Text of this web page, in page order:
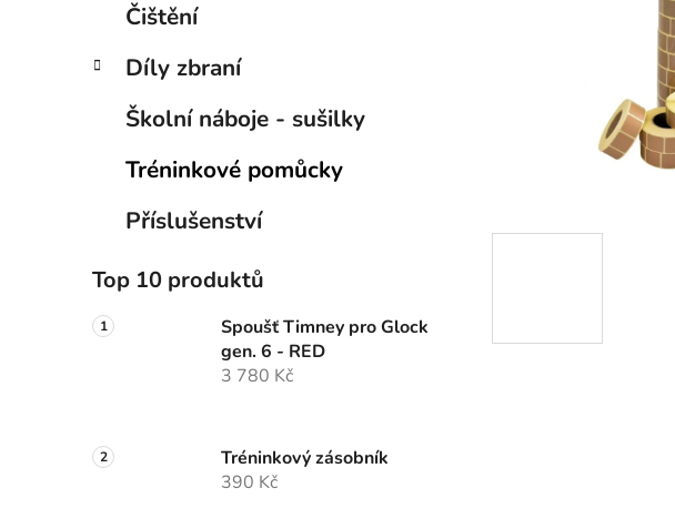
n
l
i
Čištění
Díly zbraní
Školní náboje - sušilky
Tréninkové pomůcky
Příslušenství
Top 10 produktů
Spoušť Timney pro Glock
gen. 6 - RED
3 780 Kč
Tréninkový zásobník
390 Kč